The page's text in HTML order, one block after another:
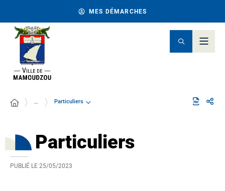
MES DÉMARCHES
… Particuliers
Particuliers
PUBLIÉ LE 25/05/2023